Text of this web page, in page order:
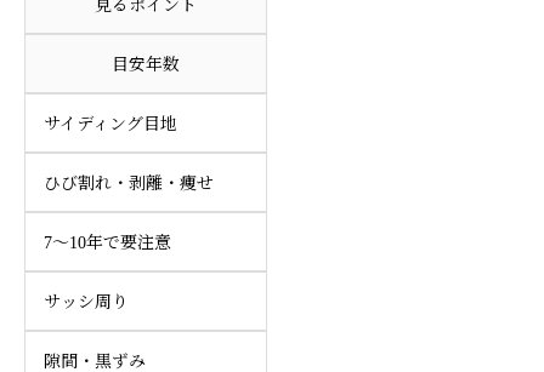
見るポイント
目安年数
サイディング目地
ひび割れ・剥離・痩せ
7〜10年で要注意
サッシ周り
隙間・黒ずみ